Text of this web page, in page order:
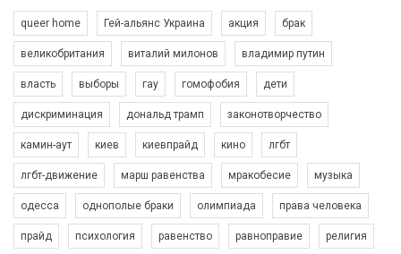
Зупинимо насильство проти ЛГБТ в Україні! Stop violence against LGBT in Ukraine!
6/30/2017
Емоційний та вражаючий промо-ролік на конкурс PACT, який
представляє програму "Гей-альянс Україна" з протидії
queer home Гей-альянс Украина акция брак
великобритания виталий милонов владимир путин
власть выборы гау гомофобия дети
дискриминация дональд трамп законотворчество
камин-аут киев киевпрайд кино лгбт
лгбт-движение марш равенства мракобесие музыка
одесса однополые браки олимпиада права человека
прайд психология равенство равноправие религия